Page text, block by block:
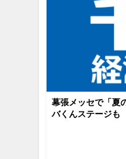
幕張メッセで「夏
バくんステージも